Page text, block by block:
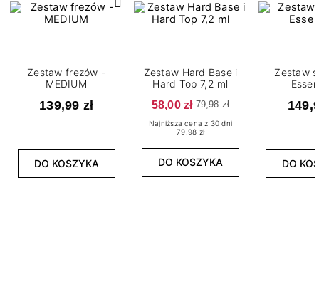
Zestaw frezów -
MEDIUM
139,99 zł
DO KOSZYKA
Zestaw Hard Base i
Hard Top 7,2 ml
58,00 zł 79,98 zł
Najniższa cena z 30 dni
79.98 zł
DO KOSZYKA
Zestaw
DO